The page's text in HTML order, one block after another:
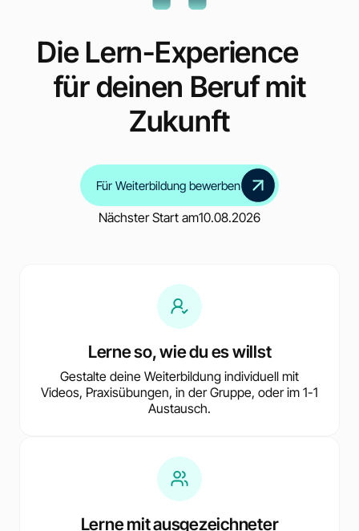
Die Lern-Experience
für deinen Beruf mit
Zukunft
Für Weiterbildung bewerben
Nächster Start am10.08.2026
Lerne so, wie du es willst
Gestalte deine Weiterbildung individuell mit
Videos, Praxisübungen, in der Gruppe, oder im 1-1
Austausch.
Lerne mit ausgezeichneter